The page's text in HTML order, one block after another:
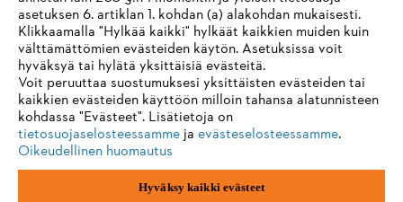
asetuksen 6. artiklan 1. kohdan (a) alakohdan mukaisesti.
Klikkaamalla "Hylkää kaikki" hylkäät kaikkien muiden kuin
välttämättömien evästeiden käytön. Asetuksissa voit
hyväksyä tai hylätä yksittäisiä evästeitä.
Voit peruuttaa suostumuksesi yksittäisten evästeiden tai
kaikkien evästeiden käyttöön milloin tahansa alatunnisteen
kohdassa "Evästeet". Lisätietoja on
tietosuojaselosteessammeja evästeselosteessamme.
Oikeudellinen huomautus
Hyväksy kaikki evästeet